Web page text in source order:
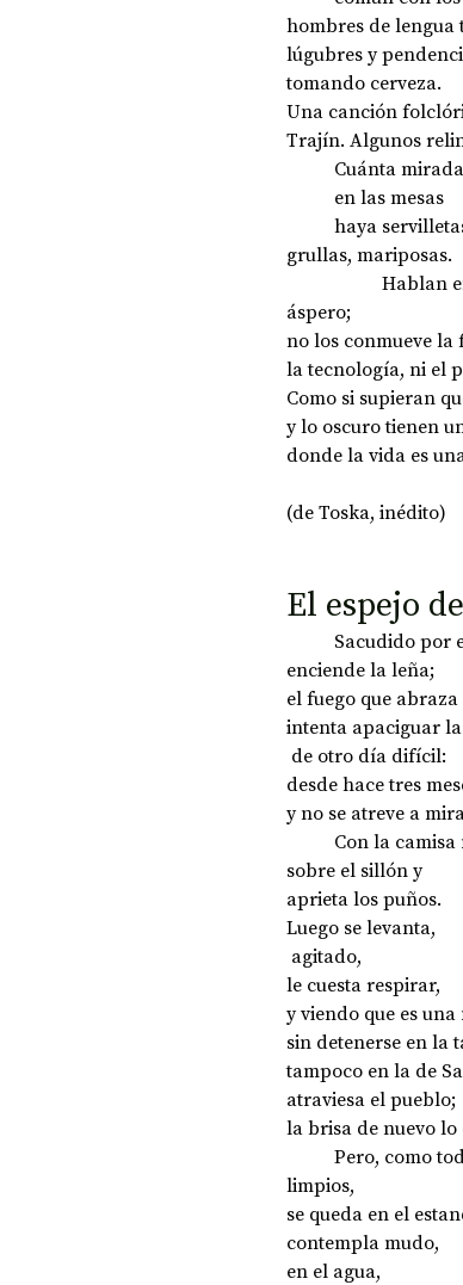
DOSSIER NOCHE DE LAS IDEAS
CIENCIA Y TECNOLOGÍA
hombres de lengua
lúgubres y
tomando cerveza.
Una canción
Trajín. Algunos
Cuánta
	en las mesas
haya
grullas, mariposas.
Hablan
áspero;
no los conmueve la
la tecnología, ni el
Como si supieran
y lo oscuro tienen
donde la vida es
(de Toska, inédito)
El espejo
Sacudido por
enciende la leña;
el fuego que
intenta apaciguar
de otro día difícil:
desde hace tres
y no se atreve a
Con la
sobre el sillón y
aprieta los puños.
Luego se levanta,
agitado,
le cuesta respirar,
y viendo que es
sin detenerse en la
tampoco en la de
atraviesa el pueblo;
la brisa de nuevo
Pero, como
limpios,
se queda en el
contempla mudo,
en el agua,